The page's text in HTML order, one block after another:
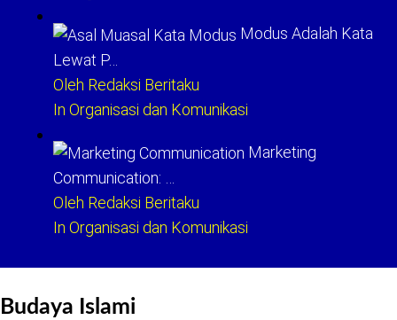
Modus Adalah Kata
Lewat P…
Oleh Redaksi Beritaku
In Organisasi dan Komunikasi
Marketing
Communication: …
Oleh Redaksi Beritaku
In Organisasi dan Komunikasi
Budaya Islami